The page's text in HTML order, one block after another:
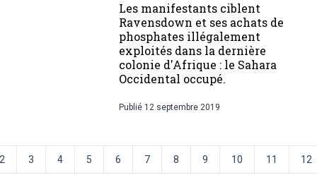
Les manifestants ciblent
Ravensdown et ses achats de
phosphates illégalement
exploités dans la dernière
colonie d'Afrique : le Sahara
Occidental occupé.
Publié 12 septembre 2019
2 3 4 5 6 7 8 9 10 11 12